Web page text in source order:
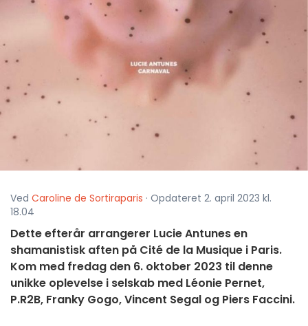
Ved Caroline de Sortiraparis · Opdateret 2. april 2023 kl.
18.04
Dette efterår arrangerer Lucie Antunes en
shamanistisk aften på Cité de la Musique i Paris.
Kom med fredag den 6. oktober 2023 til denne
unikke oplevelse i selskab med Léonie Pernet,
P.R2B, Franky Gogo, Vincent Segal og Piers Faccini.